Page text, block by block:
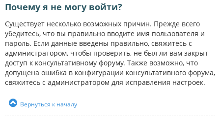
Почему я не могу войти?
Существует несколько возможных причин. Прежде всего
убедитесь, что вы правильно вводите имя пользователя и
пароль. Если данные введены правильно, свяжитесь с
администратором, чтобы проверить, не был ли вам закрыт
доступ к консультативному форуму. Также возможно, что
допущена ошибка в конфигурации консультативного форума,
свяжитесь с администратором для исправления настроек.
Вернуться к началу